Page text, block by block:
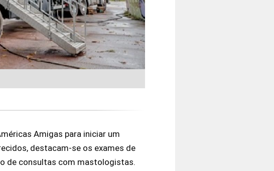
Amigas para iniciar um
destacam-se os exames de
de consultas com mastologistas.